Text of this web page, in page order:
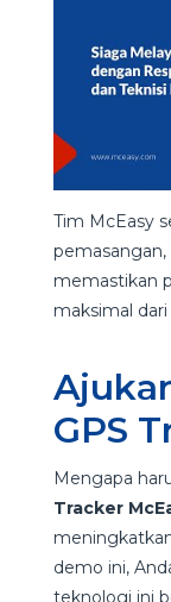
Tim McEasy
memastikan
maksimal
GPS
Mengapa
Tracker
demo ini,
teknologi ini